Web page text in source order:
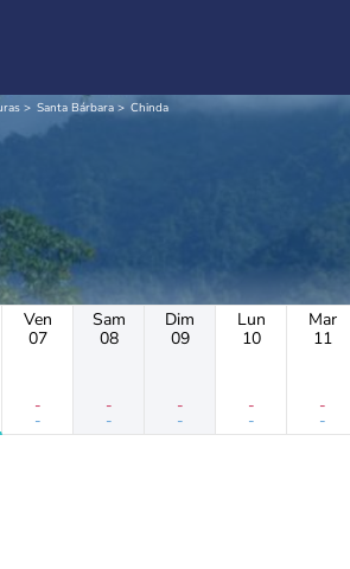
Santa Bárbara Chinda
Ven
07
-
-
Sam
08
-
-
Dim
09
-
-
Lun
10
-
-
Mar
11
-
-